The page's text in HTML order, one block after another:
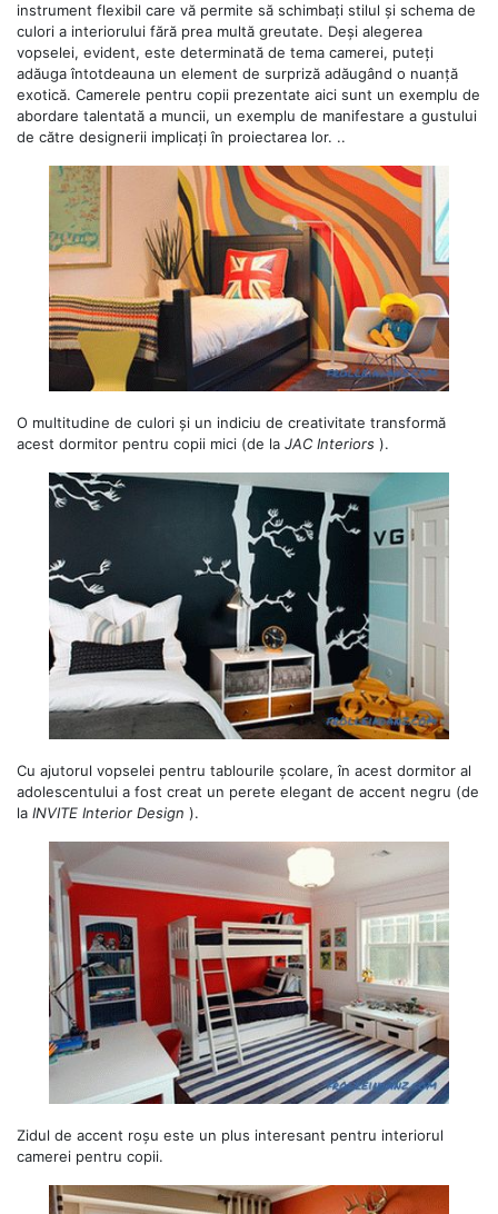
instrument flexibil care vă permite să schimbați stilul și schema de
culori a interiorului fără prea multă greutate. Deși alegerea
vopselei, evident, este determinată de tema camerei, puteți
adăuga întotdeauna un element de surpriză adăugând o nuanță
exotică. Camerele pentru copii prezentate aici sunt un exemplu de
abordare talentată a muncii, un exemplu de manifestare a gustului
de către designerii implicați în proiectarea lor. ..
O multitudine de culori și un indiciu de creativitate transformă
acest dormitor pentru copii mici (de la JAC Interiors ).
Cu ajutorul vopselei pentru tablourile școlare, în acest dormitor al
adolescentului a fost creat un perete elegant de accent negru (de
la INVITE Interior Design ).
Zidul de accent roșu este un plus interesant pentru interiorul
camerei pentru copii.